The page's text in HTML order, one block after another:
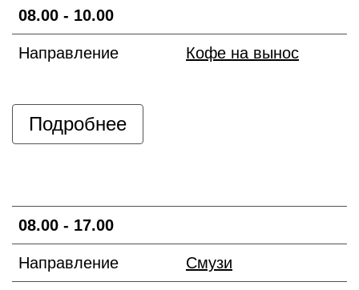
08.00 - 10.00
Направление Кофе на вынос
Подробнее
08.00 - 17.00
Направление Смузи